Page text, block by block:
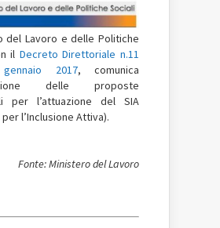
del Lavoro e delle Politiche
il Decreto Direttoriale n.11
2017, comunica
delle proposte
per l’attuazione del SIA
l’Inclusione Attiva).
Fonte: Ministero del Lavoro